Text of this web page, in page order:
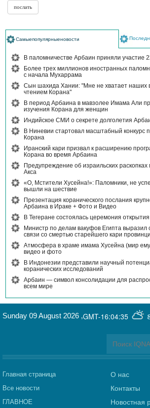
Самыепопулярныеновости
В паломничестве Арбаин приняли участие
Более трех миллионов иностранных
с начала Мухаррама
Сын шахида Хании: "Мне не хватает наших
чтением Корана"
В период Арбаина в мавзолее Имама Али
изучения Корана для женщин
Индийское СМИ о секрете долголетия
В Ниневии стартовал масштабный конкурс
Корана
Иранский кари призвал к расширению
Корана во время Арбаина
Предупреждение об израильских
Акса
«О, Мстители Хусейна!»: Паломники, не
вышли на шествие
Презентация коранического послания
Арбаина в Ираке + Фото и Видео
В Тегеране состоялась церемония
Министр по делам вакуфов Египта выразил
связи со смертью старейшего кари
Атмосфера в храме имама Хусейна (мир
видео и фото
В Индонезии представили научный
коранических исследований
Арбаин — символ консолидации для
всем мире
GMT-16:04:35
Sunday 09 August 2026 ,
Главная страница
Все новости
ГЛАВНОЕ
О нас
Контакты
Новостная